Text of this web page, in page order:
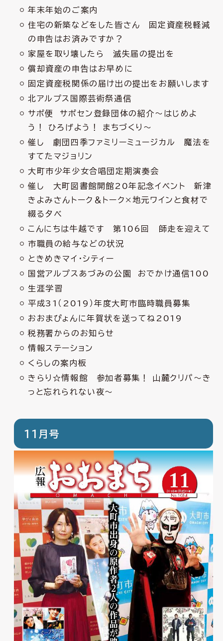
年末年始のご案内
住宅の新築などをした皆さん 固定資産税軽減
の申告はお済みですか？
家屋を取り壊したら 滅失届の提出を
償却資産の申告はお早めに
固定資産税関係の届け出の提出をお願いします
北アルプス国際芸術祭通信
サポ便 サポセン登録団体の紹介～はじめよ
う！ ひろげよう！ まちづくり～
催し 劇団四季ファミリーミュージカル 魔法を
すてたマジョリン
大町市少年少女合唱団定期演奏会
催し 大町図書館開館20年記念イベント 新津
きよみさんトーク＆トーク×地元ワインと食材で
綴る夕べ
こんにちは牛越です 第106回 師走を迎えて
市職員の給与などの状況
ときめきマイ・シティー
国営アルプスあづみの公園 おでかけ通信100
生涯学習
平成31（2019）年度大町市臨時職員募集
おおまぴょんに年賀状を送ってね2019
税務署からのお知らせ
情報ステーション
くらしの案内板
きらり☆情報館 参加者募集！ 山麓クリパ～き
っと忘れられない夜～
11月号